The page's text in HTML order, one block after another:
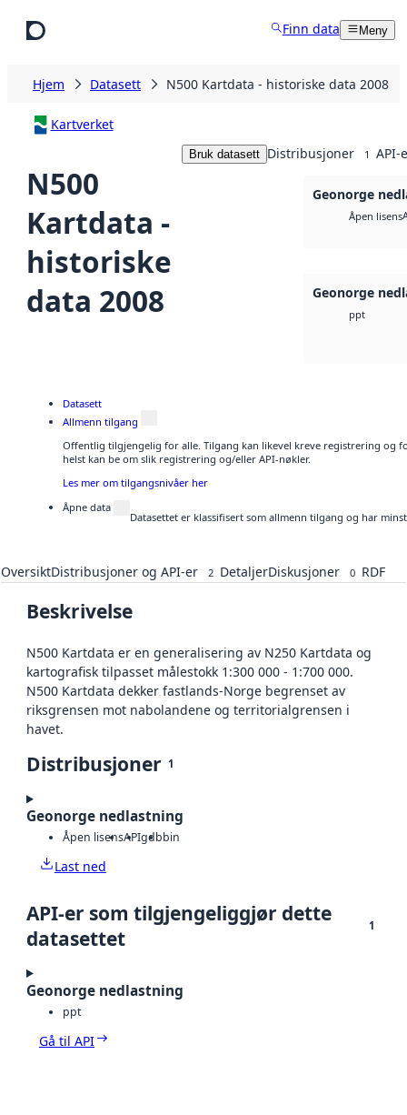
Finn data Meny
Hjem Datasett N500 Kartdata - historiske data 2008
Kartverket
N500
Kartdata -
historiske
data 2008
Bruk datasett Distribusjoner 1 API-
Geonorge
Åpen lisens
Geonorge
ppt
Datasett
Allmenn tilgang
Offentlig tilgjengelig for alle. Tilgang kan likevel kreve registrering og
helst kan be om slik registrering og/eller API-nøkler.
Les mer om tilgangsnivåer her
Åpne data
Datasettet er klassifisert som allmenn tilgang og har
OversiktDistribusjoner og API-er 2 DetaljerDiskusjoner 0 RDF
Beskrivelse
N500 Kartdata er en generalisering av N250 Kartdata og
kartografisk tilpasset målestokk 1:300 000 - 1:700 000.
N500 Kartdata dekker fastlands-Norge begrenset av
riksgrensen mot nabolandene og territorialgrensen i
havet.
Distribusjoner 1
Geonorge nedlastning
Åpen lisensAPIgdbbin
Last ned
API-er som tilgjengeliggjør dette
datasettet
1
Geonorge nedlastning
ppt
Gå til API